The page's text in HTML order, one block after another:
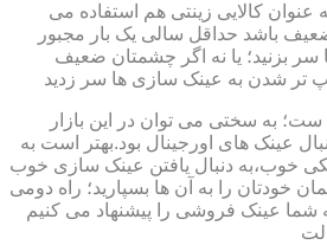
کالایی زینتی هم استفاده می
باشد حداقل سالی یک بار مجبور
بزنید؛ یا نه اگر چشمتان ضعیف
تر شدن به عینک سازی ها سر زدید
به سختی می توان در این بازار
عینک های اورجینال بود.بهتر است به
خوب،به دنبال یافتن عینک سازی خوب
خودتان را به آن ها بسپارید؛ راه دومی
شما عینک فروشی را پیشنهاد می کنیم